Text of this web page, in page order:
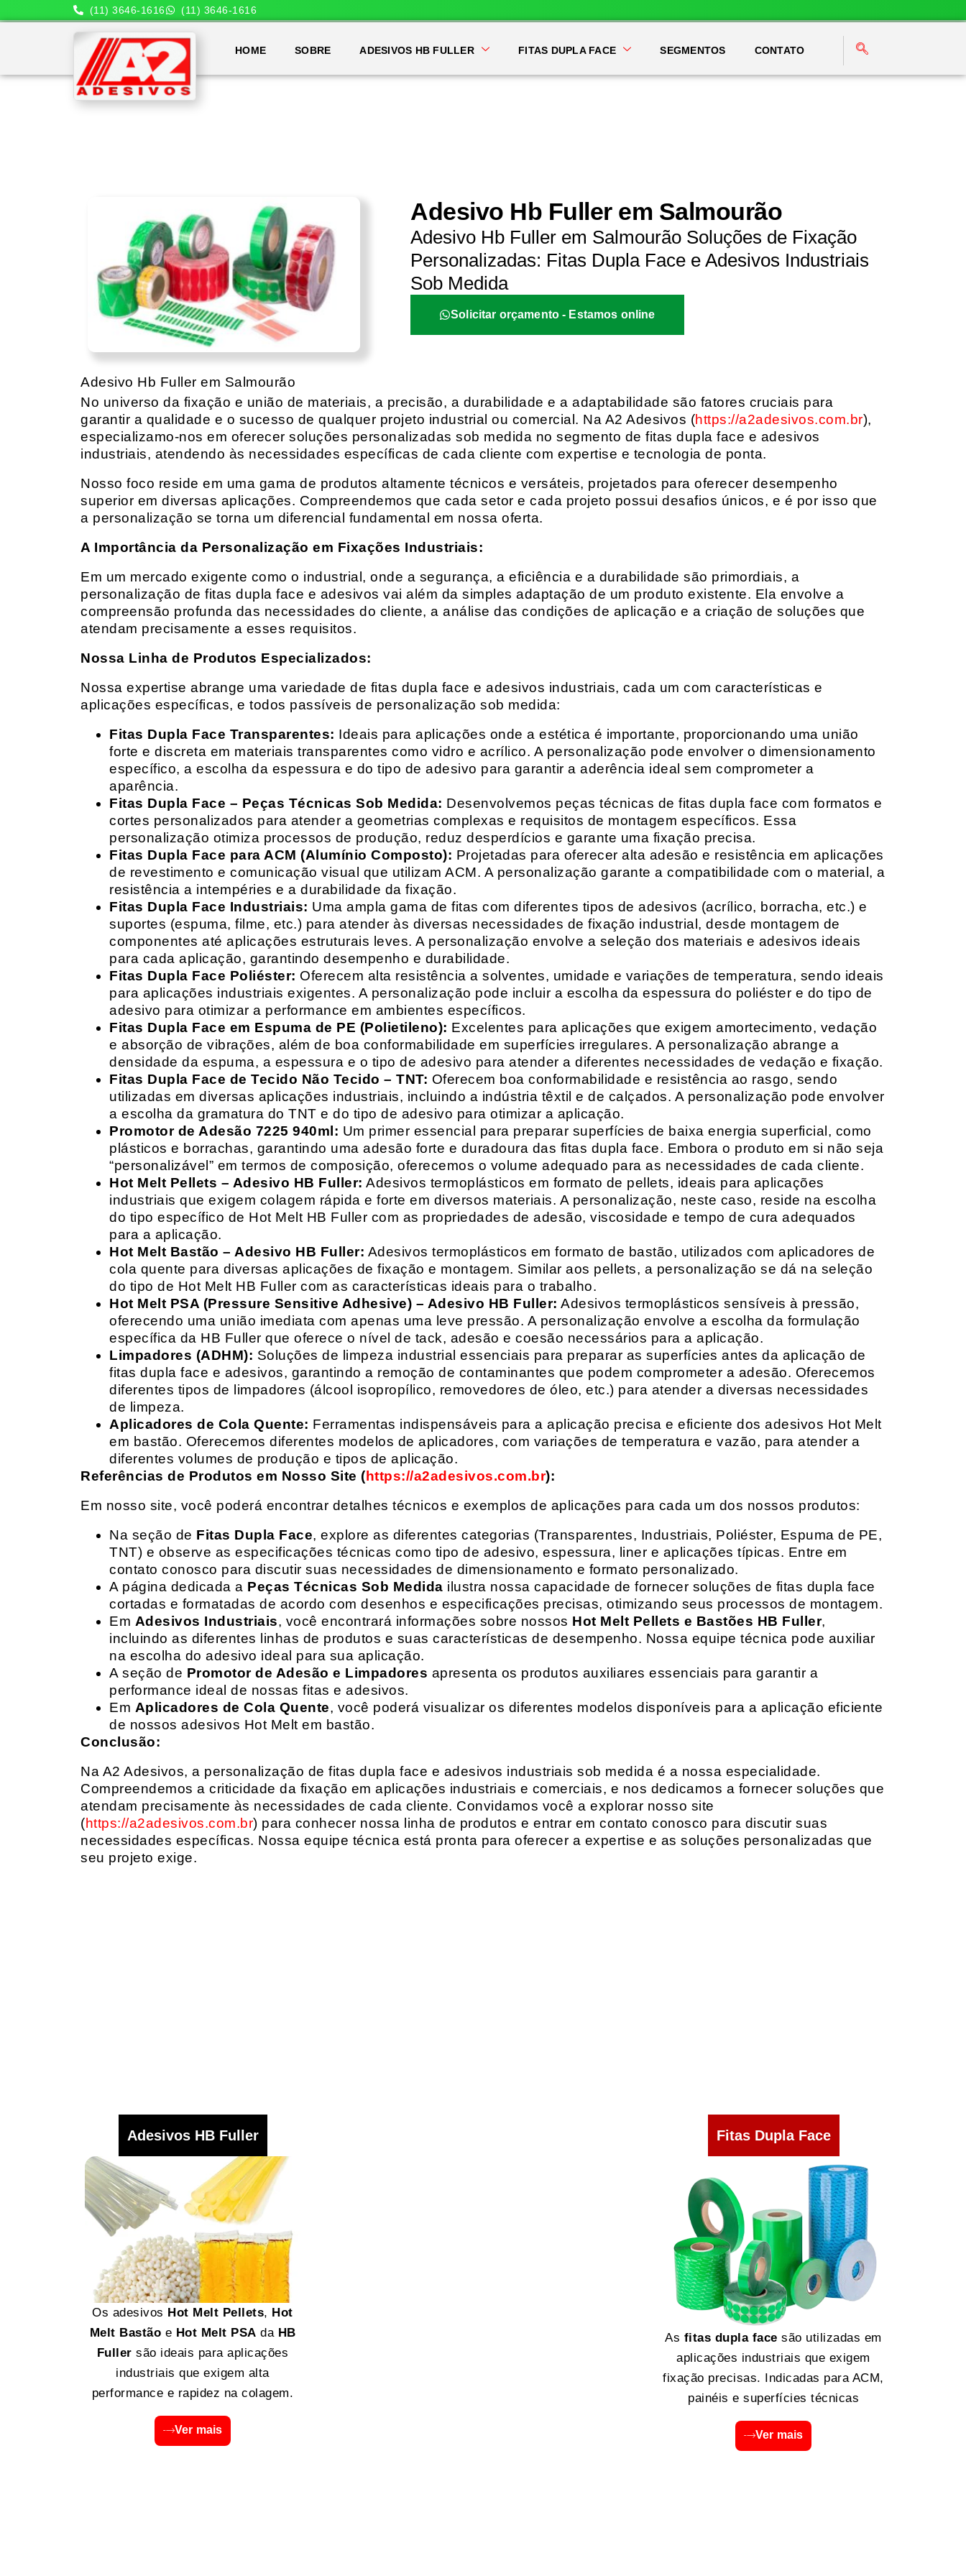
(11) 3646-1616 (11) 3646-1616
HOME SOBRE ADESIVOS HB FULLER FITAS DUPLA FACE SEGMENTOS CONTATO
Adesivo Hb Fuller em Salmourão
Adesivo Hb Fuller em Salmourão Soluções de Fixação
Personalizadas: Fitas Dupla Face e Adesivos Industriais
Sob Medida
Solicitar orçamento - Estamos online
Adesivo Hb Fuller em Salmourão
No universo da fixação e união de materiais, a precisão, a durabilidade e a adaptabilidade são fatores cruciais para
garantir a qualidade e o sucesso de qualquer projeto industrial ou comercial. Na A2 Adesivos (https://a2adesivos.com.br),
especializamo-nos em oferecer soluções personalizadas sob medida no segmento de fitas dupla face e adesivos
industriais, atendendo às necessidades específicas de cada cliente com expertise e tecnologia de ponta.
Nosso foco reside em uma gama de produtos altamente técnicos e versáteis, projetados para oferecer desempenho
superior em diversas aplicações. Compreendemos que cada setor e cada projeto possui desafios únicos, e é por isso que
a personalização se torna um diferencial fundamental em nossa oferta.
A Importância da Personalização em Fixações Industriais:
Em um mercado exigente como o industrial, onde a segurança, a eficiência e a durabilidade são primordiais, a
personalização de fitas dupla face e adesivos vai além da simples adaptação de um produto existente. Ela envolve a
compreensão profunda das necessidades do cliente, a análise das condições de aplicação e a criação de soluções que
atendam precisamente a esses requisitos.
Nossa Linha de Produtos Especializados:
Nossa expertise abrange uma variedade de fitas dupla face e adesivos industriais, cada um com características e
aplicações específicas, e todos passíveis de personalização sob medida:
Fitas Dupla Face Transparentes: Ideais para aplicações onde a estética é importante, proporcionando uma união
forte e discreta em materiais transparentes como vidro e acrílico. A personalização pode envolver o dimensionamento
específico, a escolha da espessura e do tipo de adesivo para garantir a aderência ideal sem comprometer a
aparência.
Fitas Dupla Face – Peças Técnicas Sob Medida: Desenvolvemos peças técnicas de fitas dupla face com formatos e
cortes personalizados para atender a geometrias complexas e requisitos de montagem específicos. Essa
personalização otimiza processos de produção, reduz desperdícios e garante uma fixação precisa.
Fitas Dupla Face para ACM (Alumínio Composto): Projetadas para oferecer alta adesão e resistência em aplicações
de revestimento e comunicação visual que utilizam ACM. A personalização garante a compatibilidade com o material, a
resistência a intempéries e a durabilidade da fixação.
Fitas Dupla Face Industriais: Uma ampla gama de fitas com diferentes tipos de adesivos (acrílico, borracha, etc.) e
suportes (espuma, filme, etc.) para atender às diversas necessidades de fixação industrial, desde montagem de
componentes até aplicações estruturais leves. A personalização envolve a seleção dos materiais e adesivos ideais
para cada aplicação, garantindo desempenho e durabilidade.
Fitas Dupla Face Poliéster: Oferecem alta resistência a solventes, umidade e variações de temperatura, sendo ideais
para aplicações industriais exigentes. A personalização pode incluir a escolha da espessura do poliéster e do tipo de
adesivo para otimizar a performance em ambientes específicos.
Fitas Dupla Face em Espuma de PE (Polietileno): Excelentes para aplicações que exigem amortecimento, vedação
e absorção de vibrações, além de boa conformabilidade em superfícies irregulares. A personalização abrange a
densidade da espuma, a espessura e o tipo de adesivo para atender a diferentes necessidades de vedação e fixação.
Fitas Dupla Face de Tecido Não Tecido – TNT: Oferecem boa conformabilidade e resistência ao rasgo, sendo
utilizadas em diversas aplicações industriais, incluindo a indústria têxtil e de calçados. A personalização pode envolver
a escolha da gramatura do TNT e do tipo de adesivo para otimizar a aplicação.
Promotor de Adesão 7225 940ml: Um primer essencial para preparar superfícies de baixa energia superficial, como
plásticos e borrachas, garantindo uma adesão forte e duradoura das fitas dupla face. Embora o produto em si não seja
“personalizável” em termos de composição, oferecemos o volume adequado para as necessidades de cada cliente.
Hot Melt Pellets – Adesivo HB Fuller: Adesivos termoplásticos em formato de pellets, ideais para aplicações
industriais que exigem colagem rápida e forte em diversos materiais. A personalização, neste caso, reside na escolha
do tipo específico de Hot Melt HB Fuller com as propriedades de adesão, viscosidade e tempo de cura adequados
para a aplicação.
Hot Melt Bastão – Adesivo HB Fuller: Adesivos termoplásticos em formato de bastão, utilizados com aplicadores de
cola quente para diversas aplicações de fixação e montagem. Similar aos pellets, a personalização se dá na seleção
do tipo de Hot Melt HB Fuller com as características ideais para o trabalho.
Hot Melt PSA (Pressure Sensitive Adhesive) – Adesivo HB Fuller: Adesivos termoplásticos sensíveis à pressão,
oferecendo uma união imediata com apenas uma leve pressão. A personalização envolve a escolha da formulação
específica da HB Fuller que oferece o nível de tack, adesão e coesão necessários para a aplicação.
Limpadores (ADHM): Soluções de limpeza industrial essenciais para preparar as superfícies antes da aplicação de
fitas dupla face e adesivos, garantindo a remoção de contaminantes que podem comprometer a adesão. Oferecemos
diferentes tipos de limpadores (álcool isopropílico, removedores de óleo, etc.) para atender a diversas necessidades
de limpeza.
Aplicadores de Cola Quente: Ferramentas indispensáveis para a aplicação precisa e eficiente dos adesivos Hot Melt
em bastão. Oferecemos diferentes modelos de aplicadores, com variações de temperatura e vazão, para atender a
diferentes volumes de produção e tipos de aplicação.
Referências de Produtos em Nosso Site (https://a2adesivos.com.br):
Em nosso site, você poderá encontrar detalhes técnicos e exemplos de aplicações para cada um dos nossos produtos:
Na seção de Fitas Dupla Face, explore as diferentes categorias (Transparentes, Industriais, Poliéster, Espuma de PE,
TNT) e observe as especificações técnicas como tipo de adesivo, espessura, liner e aplicações típicas. Entre em
contato conosco para discutir suas necessidades de dimensionamento e formato personalizado.
A página dedicada a Peças Técnicas Sob Medida ilustra nossa capacidade de fornecer soluções de fitas dupla face
cortadas e formatadas de acordo com desenhos e especificações precisas, otimizando seus processos de montagem.
Em Adesivos Industriais, você encontrará informações sobre nossos Hot Melt Pellets e Bastões HB Fuller,
incluindo as diferentes linhas de produtos e suas características de desempenho. Nossa equipe técnica pode auxiliar
na escolha do adesivo ideal para sua aplicação.
A seção de Promotor de Adesão e Limpadores apresenta os produtos auxiliares essenciais para garantir a
performance ideal de nossas fitas e adesivos.
Em Aplicadores de Cola Quente, você poderá visualizar os diferentes modelos disponíveis para a aplicação eficiente
de nossos adesivos Hot Melt em bastão.
Conclusão:
Na A2 Adesivos, a personalização de fitas dupla face e adesivos industriais sob medida é a nossa especialidade.
Compreendemos a criticidade da fixação em aplicações industriais e comerciais, e nos dedicamos a fornecer soluções que
atendam precisamente às necessidades de cada cliente. Convidamos você a explorar nosso site
(https://a2adesivos.com.br) para conhecer nossa linha de produtos e entrar em contato conosco para discutir suas
necessidades específicas. Nossa equipe técnica está pronta para oferecer a expertise e as soluções personalizadas que
seu projeto exige.
Adesivos HB Fuller
Os adesivos Hot Melt Pellets, Hot
Melt Bastão e Hot Melt PSA da HB
Fuller são ideais para aplicações
industriais que exigem alta
performance e rapidez na colagem.
Ver mais
Fitas Dupla Face
As fitas dupla face são utilizadas em
aplicações industriais que exigem
fixação precisas. Indicadas para ACM,
painéis e superfícies técnicas
Ver mais